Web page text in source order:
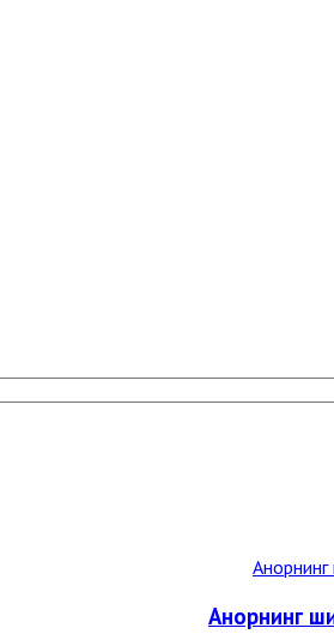
Анорнинг